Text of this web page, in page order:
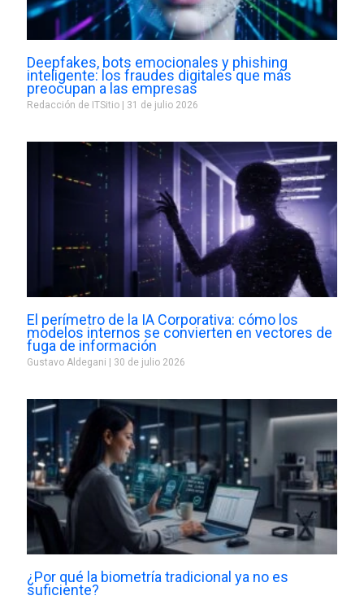
Deepfakes, bots emocionales y phishing
inteligente: los fraudes digitales que más
preocupan a las empresas
Redacción de ITSitio 31 de julio 2026
El perímetro de la IA Corporativa: cómo los
modelos internos se convierten en vectores de
fuga de información
Gustavo Aldegani 30 de julio 2026
¿Por qué la biometría tradicional ya no es
suficiente?